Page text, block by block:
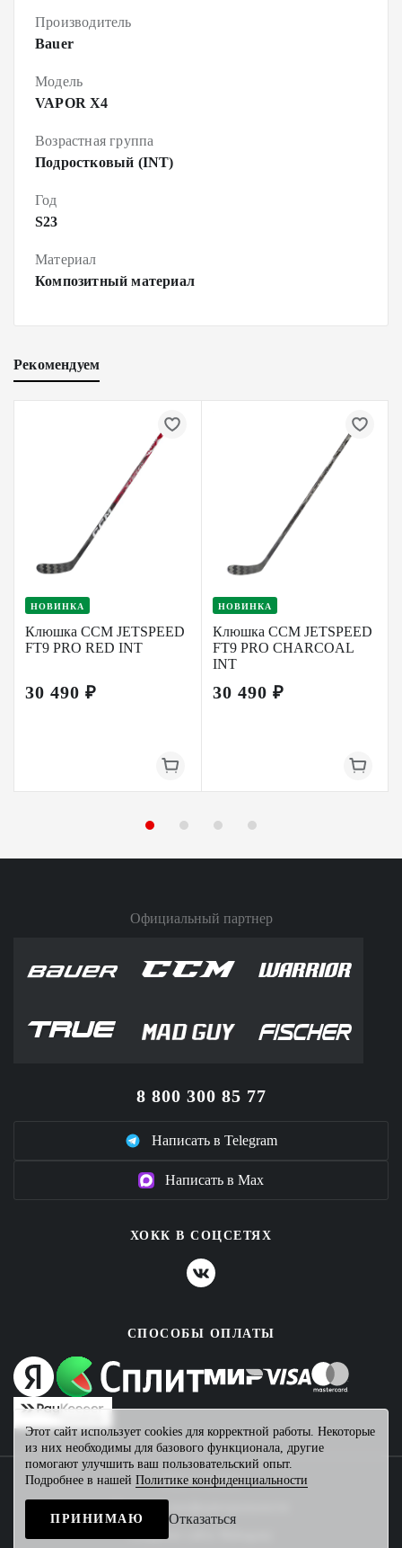
Производитель
Bauer
Модель
VAPOR X4
Возрастная группа
Подростковый (INT)
Год
S23
Материал
Композитный материал
Рекомендуем
НОВИНКА
Клюшка CCM JETSPEED
FT9 PRO RED INT
30 490 ₽
НОВИНКА
Клюшка CCM JETSPEED
FT9 PRO CHARCOAL
INT
30 490 ₽
Официальный партнер
8 800 300 85 77
Написать в Telegram
Написать в Max
ХОКК В СОЦСЕТЯХ
СПОСОБЫ ОПЛАТЫ
2026 © ХОКК
Создание сайта
Этот сайт использует cookies для корректной работы. Некоторые
из них необходимы для базового функционала, другие
помогают улучшить ваш пользовательский опыт.
Подробнее в нашей Политике конфиденциальности
ПРИНИМАЮ Отказаться